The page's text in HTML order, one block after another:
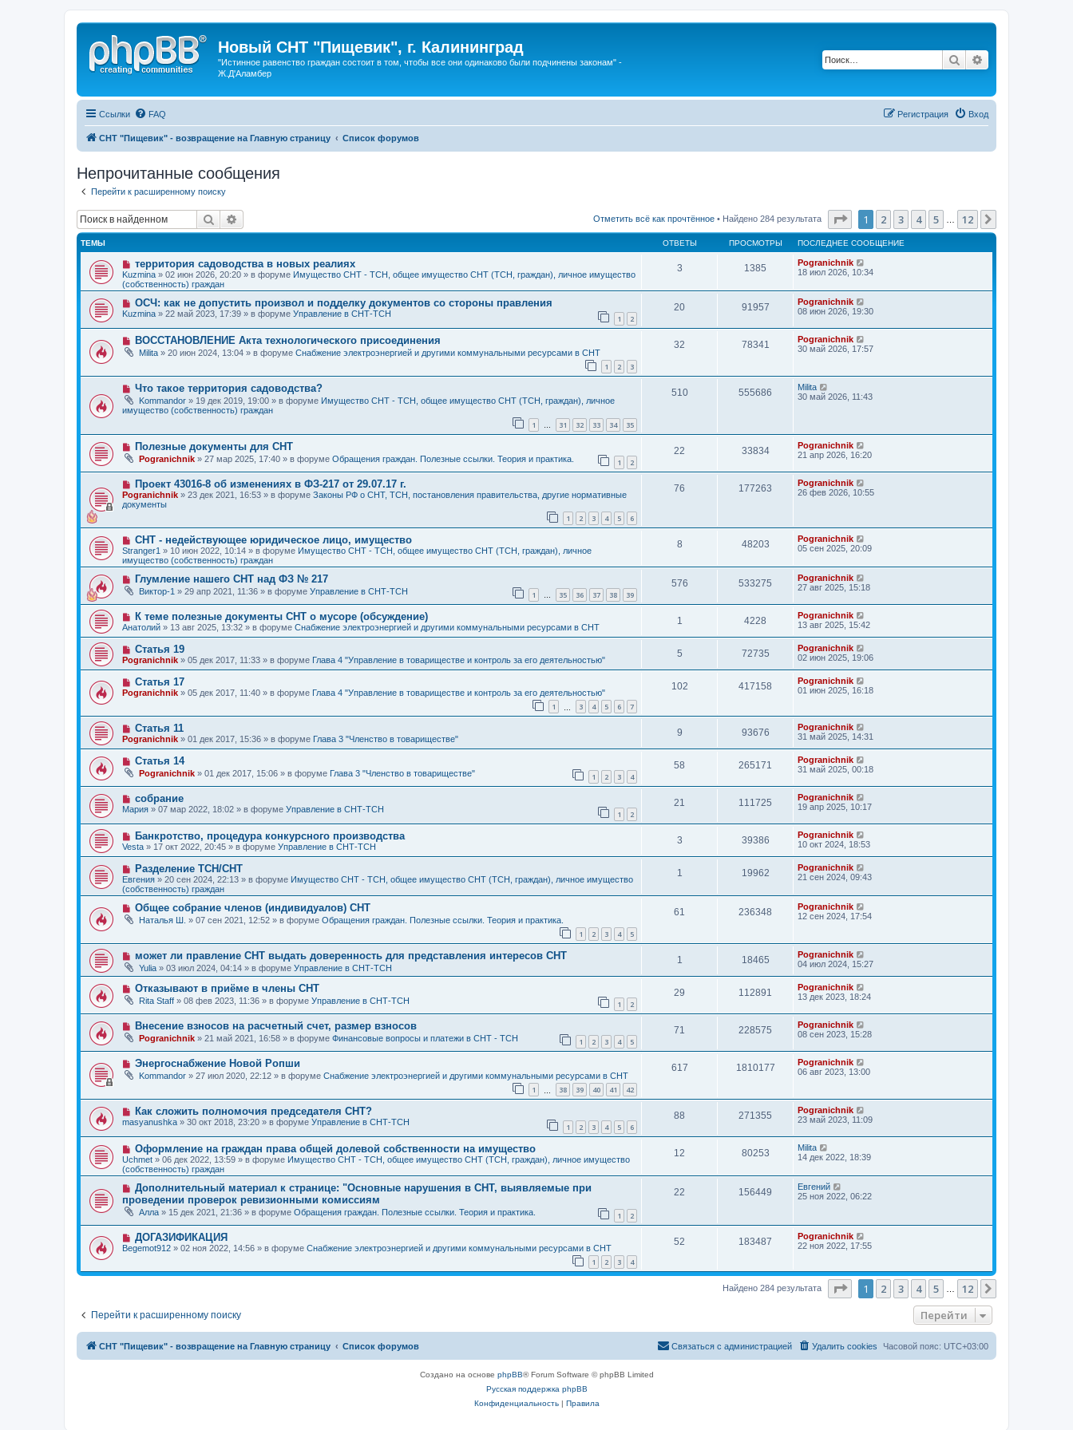
Новый СНТ "Пищевик", г. Калининград
"Истинное равенство граждан состоит в том, чтобы все они одинаково были подчинены законам" -
Ж.Д'Аламбер
Поиск
Ссылки FAQ Вход
Регистрация
СНТ "Пищевик" - возвращение на Главную страницу Список форумов
Непрочитанные сообщения
Перейти к расширенному поиску
Поиск Отметить всё как прочтённое • Найдено 284 результата Страница из 12
1 2 3 4 5 12
ТЕМЫ ОТВЕТЫ ПРОСМОТРЫ ПОСЛЕДНЕЕ СООБЩЕНИЕ
Н
о
в
о
е
о
о
б
е
и
е
территория садоводства в новых реалиях
Kuzmina » 02 июн 2026, 20:20 » в форуме Имущество СНТ - ТСН, общее имущество СНТ (ТСН, граждан), личное имущество
(собственность) граждан
3 1385
Pogranichnik
18 июл 2026, 10:34
Н
о
в
о
е
с
о
б
щ
е
н
и
ОСЧ: как не допустить произвол и подделку документов со стороны правления
Kuzmina » 22 май 2023, 17:39 » в форуме Управление в СНТ-ТСН 1 2
20 91957
Pogranichnik
08 июн 2026, 19:30
Н
в
е
с
о
б
е
н
и
е
ВОССТАНОВЛЕНИЕ Акта технологического присоединения
Milita » 20 июн 2024, 13:04 » в форуме Снабжение электроэнергией и другими коммунальными ресурсами в СНТ
1 2 3
32 78341
Pogranichnik
30 май 2026, 17:57
Н
в
о
с
о
б
щ
е
н
и
е
Что такое территория садоводства?
Kommandor » 19 дек 2019, 19:00 » в форуме Имущество СНТ - ТСН, общее имущество СНТ (ТСН, граждан), личное
имущество (собственность) граждан
1 … 31 32 33 34 35
510 555686
Milita
30 май 2026, 11:43
Н
в
о
е
с
о
о
щ
е
н
и
е
Полезные документы для СНТ
Pogranichnik » 27 мар 2025, 17:40 » в форуме Обращения граждан. Полезные ссылки. Теория и практика. 1 2
22 33834
Pogranichnik
21 апр 2026, 16:20
Н
о
в
о
с
о
о
б
щ
е
н
и
е
Проект 43016-8 об изменениях в ФЗ-217 от 29.07.17 г.
Pogranichnik » 23 дек 2021, 16:53 » в форуме Законы РФ о СНТ, ТСН, постановления правительства, другие нормативные
документы
1 2 3 4 5 6
76 177263
Pogranichnik
26 фев 2026, 10:55
Н
о
в
о
е
о
о
б
щ
и
е
СНТ - недействующее юридическое лицо, имущество
Stranger1 » 10 июн 2022, 10:14 » в форуме Имущество СНТ - ТСН, общее имущество СНТ (ТСН, граждан), личное
имущество (собственность) граждан
8 48203
Pogranichnik
05 сен 2025, 20:09
Н
в
о
с
о
б
щ
е
н
и
Глумление нашего СНТ над ФЗ № 217
Виктор-1 » 29 апр 2021, 11:36 » в форуме Управление в СНТ-ТСН 1 … 35 36 37 38 39
576 533275
Pogranichnik
27 авг 2025, 15:18
Н
о
в
е
с
о
о
б
щ
н
и
е
К теме полезные документы СНТ о мусоре (обсуждение)
Анатолий » 13 авг 2025, 13:32 » в форуме Снабжение электроэнергией и другими коммунальными ресурсами в СНТ
1 4228
Pogranichnik
13 авг 2025, 15:42
Н
о
в
е
с
о
б
щ
е
н
и
е
Статья 19
Pogranichnik » 05 дек 2017, 11:33 » в форуме Глава 4 "Управление в товариществе и контроль за его деятельностью"
5 72735
Pogranichnik
02 июн 2025, 19:06
Н
о
в
е
с
о
о
б
щ
е
н
и
е
Статья 17
Pogranichnik » 05 дек 2017, 11:40 » в форуме Глава 4 "Управление в товариществе и контроль за его деятельностью"
1 3 4 5 6 7
102 417158
Pogranichnik
01 июн 2025, 16:18
Н
о
в
о
е
с
о
б
щ
е
н
и
е
Статья 11
Pogranichnik » 01 дек 2017, 15:36 » в форуме Глава 3 "Членство в товариществе"
9 93676
Pogranichnik
31 май 2025, 14:31
Н
о
в
о
е
с
о
о
щ
е
н
и
е
Статья 14
Pogranichnik » 01 дек 2017, 15:06 » в форуме Глава 3 "Членство в товариществе" 1 2 3 4
58 265171
Pogranichnik
31 май 2025, 00:18
Н
о
в
о
е
с
о
б
щ
е
и
е
собрание
Мария » 07 мар 2022, 18:02 » в форуме Управление в СНТ-ТСН 1 2
21 111725
Pogranichnik
19 апр 2025, 10:17
Н
о
в
о
е
с
о
б
щ
е
Банкротство, процедура конкурсного производства
Vesta » 17 окт 2022, 20:45 » в форуме Управление в СНТ-ТСН
3 39386
Pogranichnik
10 окт 2024, 18:53
Н
о
в
о
е
о
б
щ
е
н
е
Разделение ТСН/СНТ
Евгения » 20 сен 2024, 22:13 » в форуме Имущество СНТ - ТСН, общее имущество СНТ (ТСН, граждан), личное имущество
(собственность) граждан
1 19962
Pogranichnik
21 сен 2024, 09:43
Н
в
е
с
о
щ
е
и
е
Общее собрание членов (индивидуалов) СНТ
Наталья Ш. » 07 сен 2021, 12:52 » в форуме Обращения граждан. Полезные ссылки. Теория и практика.
1 2 3 4 5
61 236348
Pogranichnik
12 сен 2024, 17:54
Н
о
в
о
е
с
о
о
б
щ
е
н
и
е
может ли правление СНТ выдать доверенность для представления интересов СНТ
Yulia » 03 июл 2024, 04:14 » в форуме Управление в СНТ-ТСН
1 18465
Pogranichnik
04 июл 2024, 15:27
Н
о
в
о
с
о
о
б
щ
е
и
Отказывают в приёме в члены СНТ
Rita Staff » 08 фев 2023, 11:36 » в форуме Управление в СНТ-ТСН 1 2
29 112891
Pogranichnik
13 дек 2023, 18:24
Н
в
о
е
с
о
б
щ
е
и
е
Внесение взносов на расчетный счет, размер взносов
Pogranichnik » 21 май 2021, 16:58 » в форуме Финансовые вопросы и платежи в СНТ - ТСН 1 2 3 4 5
71 228575
Pogranichnik
08 сен 2023, 15:28
Н
в
е
с
о
о
б
щ
е
н
и
Энергоснабжение Новой Ропши
Kommandor » 27 июл 2020, 22:12 » в форуме Снабжение электроэнергией и другими коммунальными ресурсами в СНТ
1 38 39 40 41 42
617 1810177
Pogranichnik
06 авг 2023, 13:00
Н
о
о
е
с
о
о
щ
е
н
и
Как сложить полномочия председателя СНТ?
masyanushka » 30 окт 2018, 23:20 » в форуме Управление в СНТ-ТСН 1 2 3 4 5 6
88 271355
Pogranichnik
23 май 2023, 11:09
Н
о
в
о
с
о
о
б
щ
е
н
е
Оформление на граждан права общей долевой собственности на имущество
Uchmet » 06 дек 2022, 13:59 » в форуме Имущество СНТ - ТСН, общее имущество СНТ (ТСН, граждан), личное имущество
(собственность) граждан
12 80253
Milita
14 дек 2022, 18:39
Н
о
в
о
е
о
о
щ
Дополнительный материал к странице: "Основные нарушения в СНТ, выявляемые при
проведении проверок ревизионными комиссиям
Алла » 15 дек 2021, 21:36 » в форуме Обращения граждан. Полезные ссылки. Теория и практика. 1 2
22 156449
Евгений
25 ноя 2022, 06:22
Н
о
в
е
б
щ
е
и
е
ДОГАЗИФИКАЦИЯ
Begemot912 » 02 ноя 2022, 14:56 » в форуме Снабжение электроэнергией и другими коммунальными ресурсами в СНТ
1 2 3 4
52 183487
Pogranichnik
22 ноя 2022, 17:55
Найдено 284 результата Страница из 12
1 2 3 4 5 12
Перейти к расширенному поиску Перейти
СНТ "Пищевик" - возвращение на Главную страницу Список форумов Часовой пояс: UTC+03:00
Удалить cookies
Связаться с администрацией
Создано на основе phpBB® Forum Software © phpBB Limited
Русская поддержка phpBB
Конфиденциальность| Правила